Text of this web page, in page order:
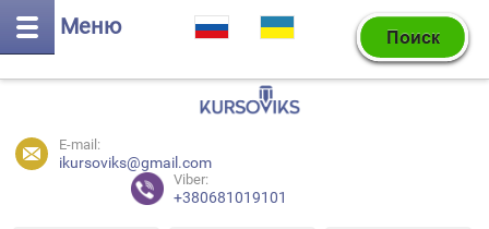
Меню
E-mail:
ikursoviks@gmail.com
Viber:
+380681019101